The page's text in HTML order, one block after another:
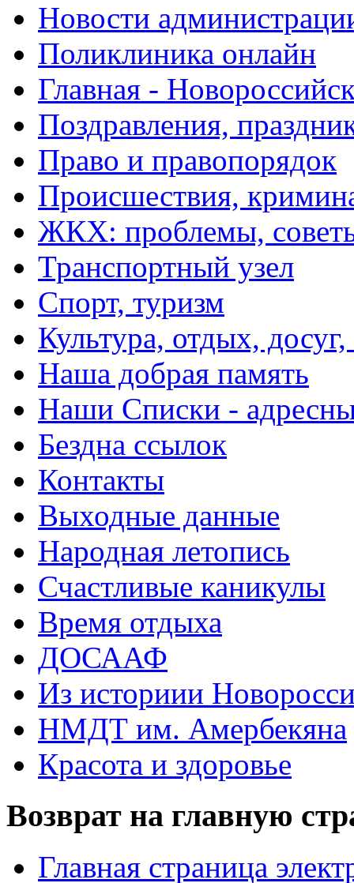
Новости
Поликлиника онлайн
Главная -
Поздравления,
Право и правопорядок
Происшествия,
ЖКХ: проблемы,
Транспортный узел
Спорт, туризм
Культура, отдых,
Наша добрая память
Наши Списки -
Бездна ссылок
Контакты
Выходные данные
Народная летопись
Счастливые каникулы
Время отдыха
ДОСААФ
Из историии
НМДТ им. Амербекяна
Красота и здоровье
Возврат на главную
Главная страница